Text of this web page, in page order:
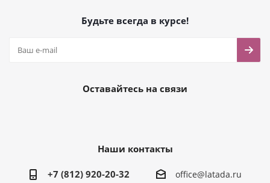
Будьте всегда в курсе!
Оставайтесь на связи
Наши контакты
+7 (812) 920-20-32 office@latada.ru